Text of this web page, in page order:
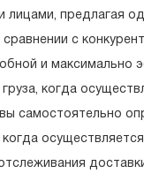
лицами, предлагая
с
и
когда
самостоятельно